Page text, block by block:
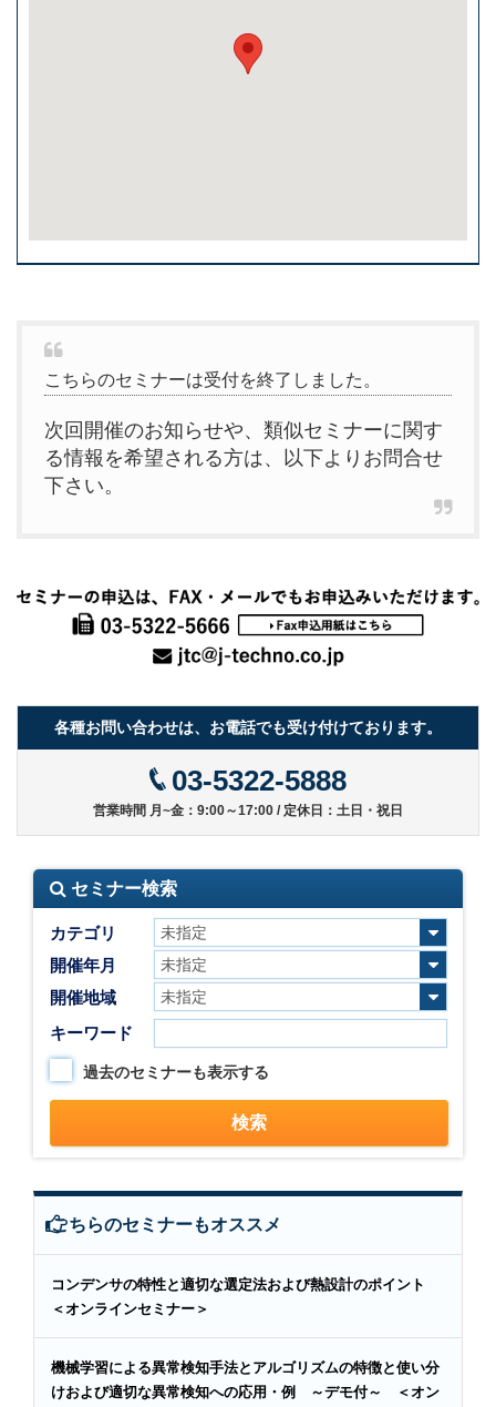
こちらのセミナーは受付を終了しました。
次回開催のお知らせや、類似セミナーに関す
る情報を希望される方は、以下よりお問合せ
下さい。
各種お問い合わせは、お電話でも受け付けております。
03-5322-5888
営業時間 月~金：9:00～17:00 / 定休日：土日・祝日
セミナー検索
カテゴリ
開催年月
開催地域
キーワード
過去のセミナーも表示する
こちらのセミナーもオススメ
コンデンサの特性と適切な選定法および熱設計のポイント
＜オンラインセミナー＞
機械学習による異常検知手法とアルゴリズムの特徴と使い分
けおよび適切な異常検知への応用・例 ～デモ付～ ＜オン